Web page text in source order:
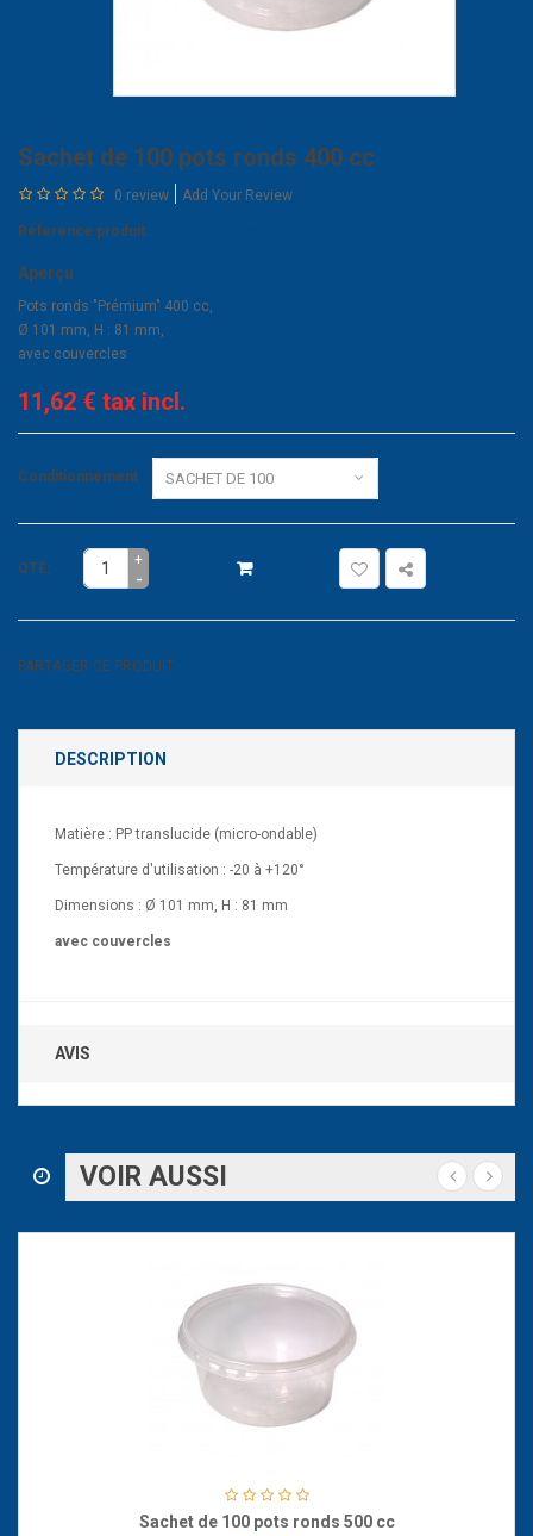
Sachet de 100 pots ronds 400 cc
0 review Add Your Review
Réference produit:
Aperçu
Pots ronds "Prémium" 400 cc,
Ø 101 mm, H : 81 mm,
avec couvercles
11,62 € tax incl.
Conditionnement
QTE: +
-
PARTAGER CE PRODUIT
DESCRIPTION
Matière : PP translucide (micro-ondable)
Température d'utilisation : -20 à +120°
Dimensions : Ø 101 mm, H : 81 mm
avec couvercles
AVIS
VOIR AUSSI
Sachet de 100 pots ronds 500 cc